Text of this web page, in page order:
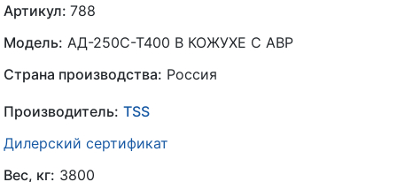
Артикул: 788
Модель: АД-250С-Т400 В КОЖУХЕ С АВР
Страна производства: Россия
Производитель: TSS
Дилерский сертификат
Вес, кг: 3800